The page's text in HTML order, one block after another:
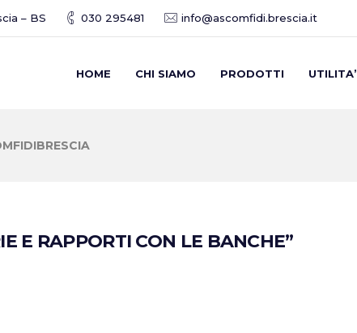
– BS 030 295481 info@ascomfidi.brescia.it
HOME CHI SIAMO PRODOTTI UTILITA’
E RAPPORTI CON LE BANCHE”